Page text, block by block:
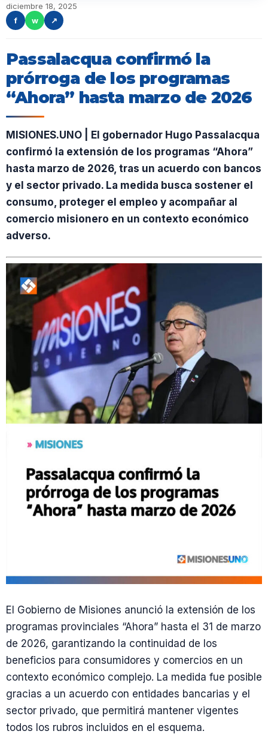
diciembre 18, 2025
f
w ↗
Passalacqua confirmó la
prórroga de los programas
“Ahora” hasta marzo de 2026
MISIONES.UNO | El gobernador Hugo Passalacqua
confirmó la extensión de los programas “Ahora”
hasta marzo de 2026, tras un acuerdo con bancos
y el sector privado. La medida busca sostener el
consumo, proteger el empleo y acompañar al
comercio misionero en un contexto económico
adverso.
El Gobierno de Misiones anunció la extensión de los
programas provinciales “Ahora” hasta el 31 de marzo
de 2026, garantizando la continuidad de los
beneficios para consumidores y comercios en un
contexto económico complejo. La medida fue posible
gracias a un acuerdo con entidades bancarias y el
sector privado, que permitirá mantener vigentes
todos los rubros incluidos en el esquema.